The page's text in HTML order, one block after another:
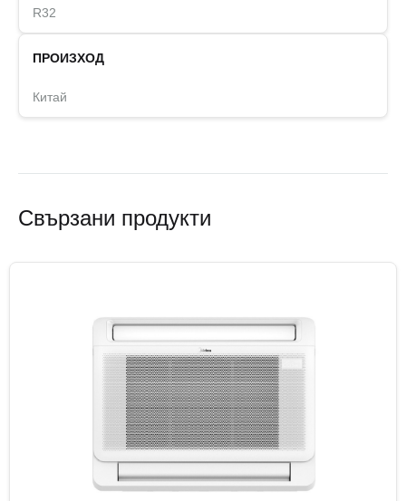
R32
ПРОИЗХОД
Китай
Свързани продукти